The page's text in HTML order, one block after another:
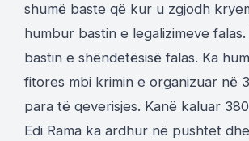
shumë baste që kur u zgjodh
humbur bastin e legalizimeve
bastin e shëndetësisë falas. Ka
fitores mbi krimin e organizuar në
para të qeverisjes. Kanë kaluar
Edi Rama ka ardhur në pushtet